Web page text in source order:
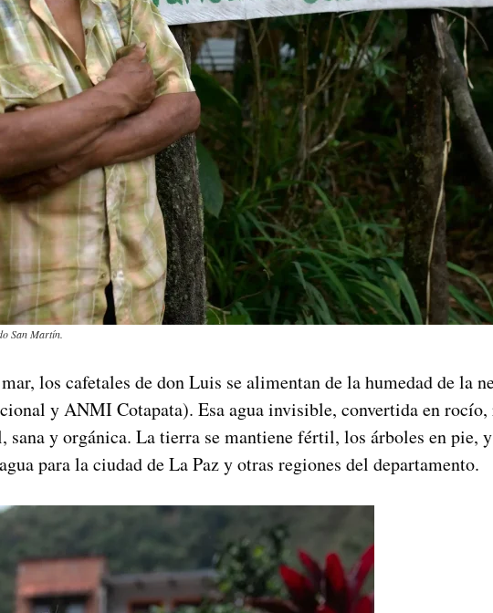
San Martín.
los cafetales de don Luis se alimentan de la humedad de la
y ANMI Cotapata). Esa agua invisible, convertida en
sana y orgánica. La tierra se mantiene fértil, los árboles en pie,
para la ciudad de La Paz y otras regiones del departamento.